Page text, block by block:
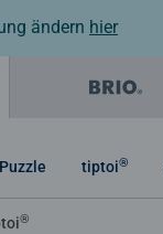
ändern hier
Puzzle tiptoi®
®